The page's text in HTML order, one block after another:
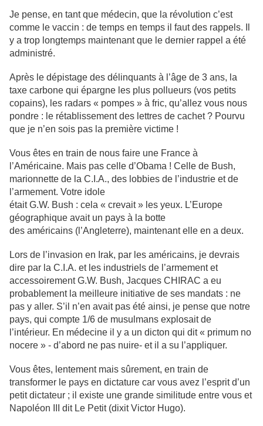
Je pense, en tant que médecin, que la révolution c’est
comme le vaccin : de temps en temps il faut des rappels. Il
y a trop longtemps maintenant que le dernier rappel a été
administré.
Après le dépistage des délinquants à l’âge de 3 ans, la
taxe carbone qui épargne les plus pollueurs (vos petits
copains), les radars « pompes » à fric, qu’allez vous nous
pondre : le rétablissement des lettres de cachet ? Pourvu
que je n’en sois pas la première victime !
Vous êtes en train de nous faire une France à
l’Américaine. Mais pas celle d’Obama ! Celle de Bush,
marionnette de la C.I.A., des lobbies de l’industrie et de
l’armement. Votre idole
était G.W. Bush : cela « crevait » les yeux. L’Europe
géographique avait un pays à la botte
des américains (l’Angleterre), maintenant elle en a deux.
Lors de l’invasion en Irak, par les américains, je devrais
dire par la C.I.A. et les industriels de l’armement et
accessoirement G.W. Bush, Jacques CHIRAC a eu
probablement la meilleure initiative de ses mandats : ne
pas y aller. S’il n’en avait pas été ainsi, je pense que notre
pays, qui compte 1/6 de musulmans explosait de
l’intérieur. En médecine il y a un dicton qui dit « primum no
nocere » - d’abord ne pas nuire- et il a su l’appliquer.
Vous êtes, lentement mais sûrement, en train de
transformer le pays en dictature car vous avez l’esprit d’un
petit dictateur ; il existe une grande similitude entre vous et
Napoléon III dit Le Petit (dixit Victor Hugo).